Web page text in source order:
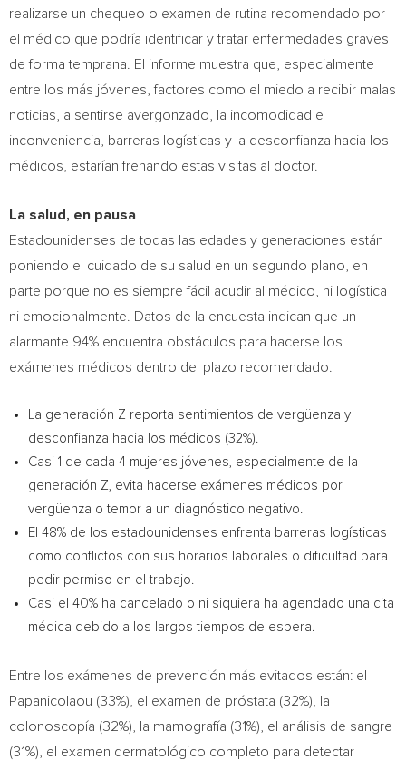
realizarse un chequeo o examen de rutina recomendado por
el médico que podría identificar y tratar enfermedades graves
de forma temprana. El informe muestra que, especialmente
entre los más jóvenes, factores como el miedo a recibir malas
noticias, a sentirse avergonzado, la incomodidad e
inconveniencia, barreras logísticas y la desconfianza hacia los
médicos, estarían frenando estas visitas al doctor.
La salud, en pausa
Estadounidenses de todas las edades y generaciones están
poniendo el cuidado de su salud en un segundo plano, en
parte porque no es siempre fácil acudir al médico, ni logística
ni emocionalmente. Datos de la encuesta indican que un
alarmante 94% encuentra obstáculos para hacerse los
exámenes médicos dentro del plazo recomendado.
La generación Z reporta sentimientos de vergüenza y
desconfianza hacia los médicos (32%).
Casi 1 de cada 4 mujeres jóvenes, especialmente de la
generación Z, evita hacerse exámenes médicos por
vergüenza o temor a un diagnóstico negativo.
El 48% de los estadounidenses enfrenta barreras logísticas
como conflictos con sus horarios laborales o dificultad para
pedir permiso en el trabajo.
Casi el 40% ha cancelado o ni siquiera ha agendado una cita
médica debido a los largos tiempos de espera.
Entre los exámenes de prevención más evitados están: el
Papanicolaou (33%), el examen de próstata (32%), la
colonoscopía (32%), la mamografía (31%), el análisis de sangre
(31%), el examen dermatológico completo para detectar